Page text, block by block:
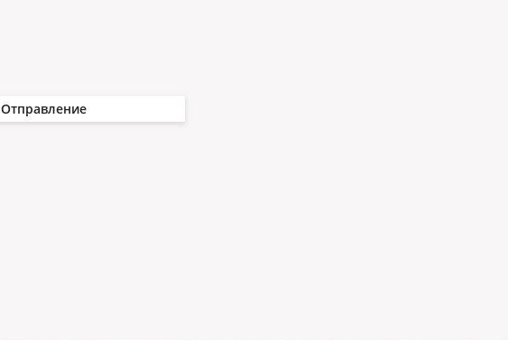
Отправление